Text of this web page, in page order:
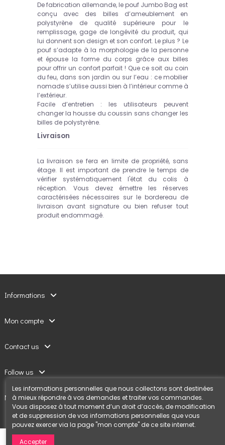
De fabrication allemande, le pouf Jumbo Bag est
conçu avec des billes d’ameublement en
polystyrène de qualité supérieure pour le
remplissage, gage de longévité du produit, qui
lui donnent son design et son confort. Le plus ? Le
pouf s’adapte à la morphologie de la personne
et épouse la forme du corps grâce aux billes
pour offrir un confort parfait ! Que ce soit au coin
du feu, dans son jardin ou sur l’eau : ce mobilier
nomade s’utilise aussi bien à l’intérieur comme à
l’extérieur.
Facile d’entretien : les utilisateurs peuvent
changer la housse du coussin sans changer les
billes de polystyrène.
Livraison
La livraison se fera en limite de propriété, sans
étage. Il est important de prendre le temps de
vérifier systématiquement l'état du colis à
réception. Vous devez émettre les réserves
caractérisées nécessaires sur le bordereau de
livraison avant signature ou bien refuser tout
produit endommagé.
Informations
Mon compte
Contact us
Follow us
Newsletter
Les informations personnelles que nous collectons sont destinées
à mieux répondre à vos demandes et traiter vos commandes.
Vous disposez à tout moment d’un droit d’accès, de modification
et de suppression de vos informations personnelles que vous
pouvez exercer via la page "mon compte" de ce site internet.
Accepter